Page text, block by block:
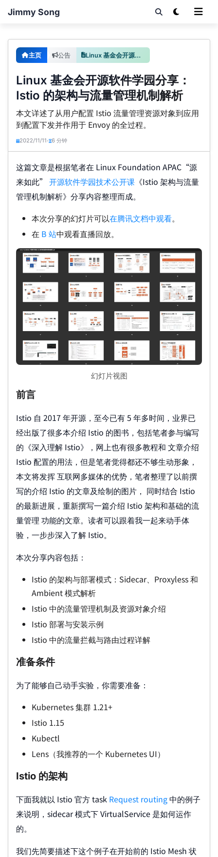
Jimmy Song
主页 公告 Linux 基金会开源软件学园分享：Istio 的架构与流量管理机制解析
Linux 基金会开源软件学园分享：
Istio 的架构与流量管理机制解析
本文详述了从用户配置 Istio 流量管理资源对象到应用
到配置下发并作用于 Envoy 的全过程。
2022/11/11 • 6 分钟
这篇文章是根据笔者在 Linux Foundation APAC“源
来如此” 开源软件学园技术公开课 《Istio 架构与流量
管理机制解析》分享内容整理而成。
本次分享的幻灯片可以在腾讯文档中观看。
在 B 站中观看直播回放。
幻灯片视图
前言
Istio 自 2017 年开源，至今已有 5 年多时间，业界已
经出版了很多本介绍 Istio 的图书，包括笔者参与编写
的《深入理解 Istio》，网上也有很多教程和 文章介绍
Istio 配置的用法，但是笔者觉得都还不够生动形象，
本文将发挥 互联网多媒体的优势，笔者整理了以前撰
写的介绍 Istio 的文章及绘制的图片， 同时结合 Istio
的最新进展，重新撰写一篇介绍 Istio 架构和基础的流
量管理 功能的文章。读者可以跟着我一起来动手体
验，一步步深入了解 Istio。
本次分享内容包括：
Istio 的架构与部署模式：Sidecar、Proxyless 和
Ambient 模式解析
Istio 中的流量管理机制及资源对象介绍
Istio 部署与安装示例
Istio 中的流量拦截与路由过程详解
准备条件
为了能够自己动手实验，你需要准备：
Kubernetes 集群 1.21+
Istio 1.15
Kubectl
Lens（我推荐的一个 Kubernetes UI）
Istio 的架构
下面我就以 Istio 官方 task Request routing中的例子
来说明，sidecar 模式下 VirtualService 是如何运作
的。
我们先简要描述下这个例子在开始前的 Istio Mesh 状